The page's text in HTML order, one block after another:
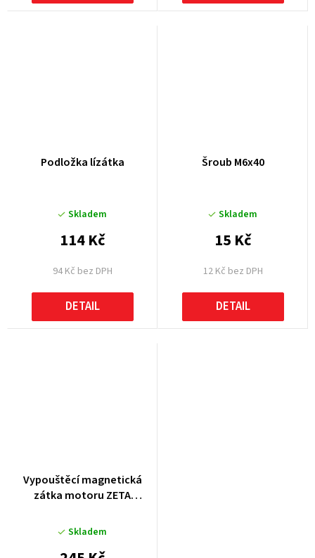
Podložka lízátka
Skladem
94 Kč bez DPH
114 Kč
DETAIL
Šroub M6x40
Skladem
12 Kč bez DPH
15 Kč
DETAIL
Vypouštěcí magnetická
zátka motoru ZETA
Skladem